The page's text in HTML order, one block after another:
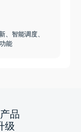
、智能调度、
能
品
级